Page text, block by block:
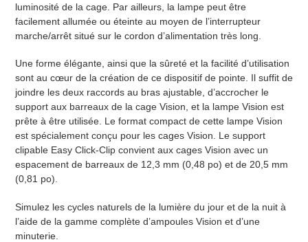
luminosité de la cage. Par ailleurs, la lampe peut être
facilement allumée ou éteinte au moyen de l’interrupteur
marche/arrêt situé sur le cordon d’alimentation très long.
Une forme élégante, ainsi que la sûreté et la facilité d’utilisation
sont au cœur de la création de ce dispositif de pointe. Il suffit de
joindre les deux raccords au bras ajustable, d’accrocher le
support aux barreaux de la cage Vision, et la lampe Vision est
prête à être utilisée. Le format compact de cette lampe Vision
est spécialement conçu pour les cages Vision. Le support
clipable Easy Click-Clip convient aux cages Vision avec un
espacement de barreaux de 12,3 mm (0,48 po) et de 20,5 mm
(0,81 po).
Simulez les cycles naturels de la lumière du jour et de la nuit à
l’aide de la gamme complète d’ampoules Vision et d’une
minuterie.